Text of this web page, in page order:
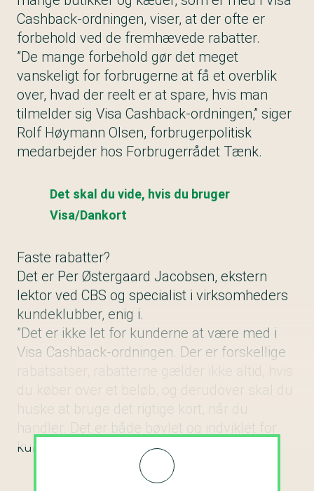
Cashback-ordningen, viser, at der ofte er
forbehold ved de fremhævede rabatter.
”De mange forbehold gør det meget
vanskeligt for forbrugerne at få et overblik
over, hvad der reelt er at spare, hvis man
tilmelder sig Visa Cashback-ordningen,” siger
Rolf Høymann Olsen, forbrugerpolitisk
medarbejder hos Forbrugerrådet Tænk.
Det skal du vide, hvis du bruger
Visa/Dankort
Faste rabatter?
Det er Per Østergaard Jacobsen, ekstern
lektor ved CBS og specialist i virksomheders
kundeklubber, enig i.
”Det er ikke let for kunderne at være med i
Visa Cashback-ordningen. Der er forskellige
kunderne,” siger han.